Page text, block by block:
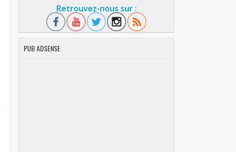
Retrouvez-nous sur :
PUB ADSENSE